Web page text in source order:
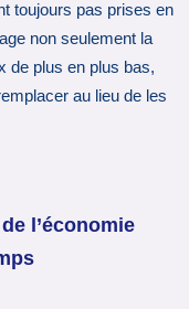
toujours pas prises en
non seulement la
de plus en plus bas,
au lieu de les
l’économie